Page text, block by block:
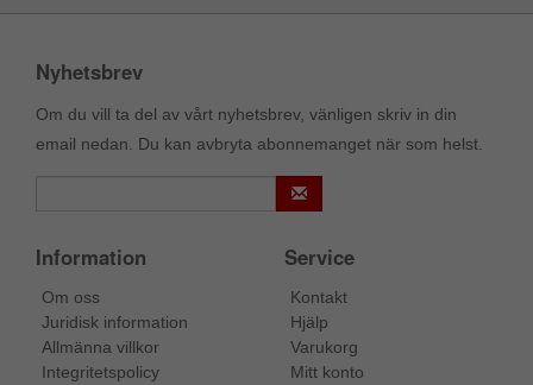
Nyhetsbrev
Om du vill ta del av vårt nyhetsbrev, vänligen skriv in din
email nedan. Du kan avbryta abonnemanget när som helst.
Information
Om oss
Juridisk information
Allmänna villkor
Integritetspolicy
Service
Kontakt
Hjälp
Varukorg
Mitt konto